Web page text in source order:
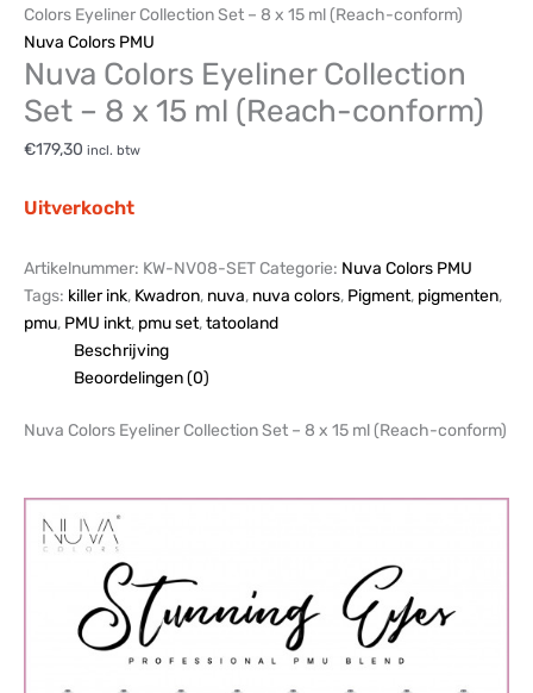
Colors Eyeliner Collection Set – 8 x 15 ml (Reach-conform)
Nuva Colors PMU
Nuva Colors Eyeliner Collection
Set – 8 x 15 ml (Reach-conform)
€179,30 incl. btw
Uitverkocht
Artikelnummer: KW-NV08-SET Categorie: Nuva Colors PMU
Tags: killer ink, Kwadron, nuva, nuva colors, Pigment, pigmenten,
pmu, PMU inkt, pmu set,tatooland
Beschrijving
Beoordelingen (0)
Nuva Colors Eyeliner Collection Set – 8 x 15 ml (Reach-conform)